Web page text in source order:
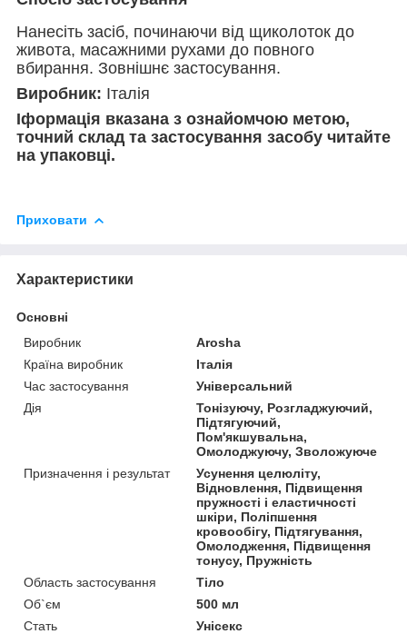
Нанесіть засіб, починаючи від щиколоток до
живота, масажними рухами до повного
вбирання. Зовнішнє застосування.
Виробник: Італія
Іформація вказана з ознайомчою метою,
точний склад та застосування засобу читайте
на упаковці.
Приховати
Характеристики
Основні
Виробник
Arosha
Країна виробник
Італія
Час застосування
Універсальний
Дія
Тонізуючу, Розгладжуючий,
Підтягуючий,
Пом'якшувальна,
Омолоджуючу, Зволожуюче
Призначення і результат
Усунення целюліту,
Відновлення, Підвищення
пружності і еластичності
шкіри, Поліпшення
кровообігу, Підтягування,
Омолодження, Підвищення
тонусу, Пружність
Область застосування
Тіло
Об`єм
500 мл
Стать
Унісекс